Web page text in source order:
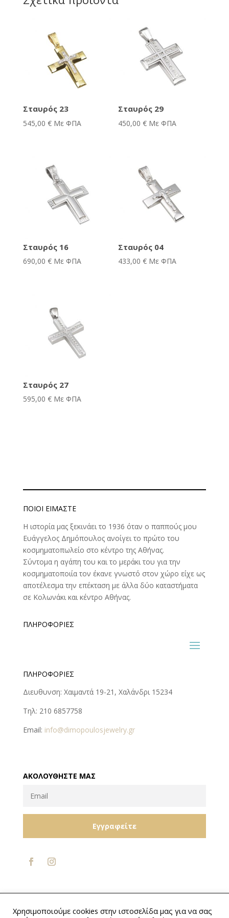
Σταυρός 23
545,00 € Με ΦΠΑ
Σταυρός 29
450,00€ Με ΦΠΑ
Σταυρός 16
690,00 € Με ΦΠΑ
Σταυρός 04
433,00€ Με ΦΠΑ
Σταυρός 27
595,00 € Με ΦΠΑ
ΠΟΙΟΊ ΕΊΜΑΣΤΕ
Η ιστορία μας ξεκινάει το 1936 όταν ο παππούς μου
Ευάγγελος Δημόπουλος ανοίγει το πρώτο του
κοσμηματοπωλείο στο κέντρο της Αθήνας.
Σύντομα η αγάπη του και το μεράκι του για την
κοσμηματοποιία τον έκανε γνωστό στον χώρο είχε ως
αποτέλεσμα την επέκταση με άλλα δύο καταστήματα
σε Κολωνάκι και κέντρο Αθήνας.
ΠΛΗΡΟΦΟΡΊΕΣ
ΠΛΗΡΟΦΟΡΊΕΣ
Διευθυνση: Χαιμαντά 19-21, Χαλάνδρι 15234
Τηλ: 210 6857758
Email: info@dimopoulosjewelry.gr
ΑΚΟΛΟΥΘΉΣΤΕ ΜΑΣ
Εγγραφείτε
Designed byKaktosweb.com
Χρησιμοποιούμε cookies στην ιστοσελίδα μας για να σας